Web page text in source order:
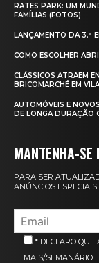
RATES PARK: UM
FAMÍLIAS (FOTOS)
LANÇAMENTO DA 3.ª
COMO ESCOLHER
CLÁSSICOS ATRAEM
BRICOMARCHÉ EM
AUTOMÓVEIS E
DE LONGA DURAÇÃO
MANTENHA-SE
PARA SER
ANÚNCIOS ESPECIAIS.
* DECLARO QUE
MAIS/SEMANÁRIO